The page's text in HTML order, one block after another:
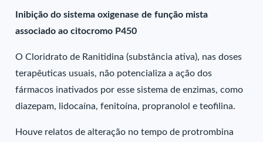
Inibição do sistema oxigenase de função mista
associado ao citocromo P450
O Cloridrato de Ranitidina (substância ativa), nas doses
terapêuticas usuais, não potencializa a ação dos
fármacos inativados por esse sistema de enzimas, como
diazepam, lidocaína, fenitoína, propranolol e teofilina.
Houve relatos de alteração no tempo de protrombina